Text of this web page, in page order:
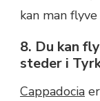
8. Du kan
steder i
Cappadocia